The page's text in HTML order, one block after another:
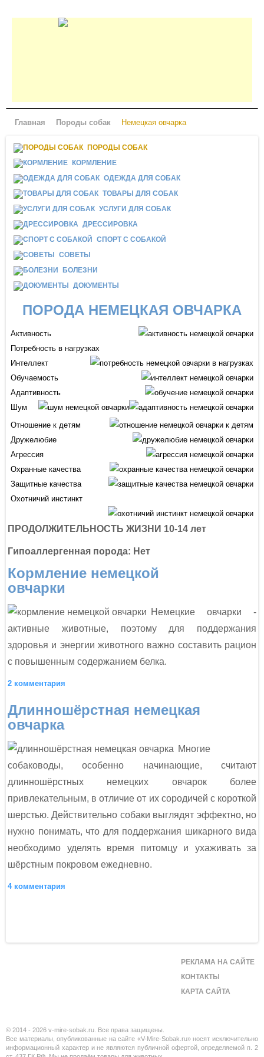
Главная Породы собак Немецкая овчарка
ПОРОДЫ СОБАК
КОРМЛЕНИЕ
ОДЕЖДА ДЛЯ СОБАК
ТОВАРЫ ДЛЯ СОБАК
УСЛУГИ ДЛЯ СОБАК
ДРЕССИРОВКА
СПОРТ С СОБАКОЙ
СОВЕТЫ
БОЛЕЗНИ
ДОКУМЕНТЫ
ПОРОДА НЕМЕЦКАЯ ОВЧАРКА
Активность
Потребность в нагрузках
Интеллект
Обучаемость
Адаптивность
Шум
Отношение к детям
Дружелюбие
Агрессия
Охранные качества
Защитные качества
Охотничий инстинкт
ПРОДОЛЖИТЕЛЬНОСТЬ ЖИЗНИ 10-14 лет
Гипоаллергенная порода: Нет
Кормление немецкой
овчарки
Немецкие овчарки -
активные животные, поэтому для поддержания
здоровья и энергии животного важно составить рацион
с повышенным содержанием белка.
2 комментария
Длинношёрстная немецкая
овчарка
Многие
собаководы, особенно начинающие, считают
длинношёрстных немецких овчарок более
привлекательным, в отличие от их сородичей с короткой
шерстью. Действительно собаки выглядят эффектно, но
нужно понимать, что для поддержания шикарного вида
необходимо уделять время питомцу и ухаживать за
шёрстным покровом ежедневно.
4 комментария
РЕКЛАМА НА САЙТЕ
КОНТАКТЫ
КАРТА САЙТА
© 2014 - 2026 v-mire-sobak.ru. Все права защищены.
Все материалы, опубликованные на сайте «V-Mire-Sobak.ru» носят исключительно
информационный характер и не являются публичной офертой, определяемой п. 2